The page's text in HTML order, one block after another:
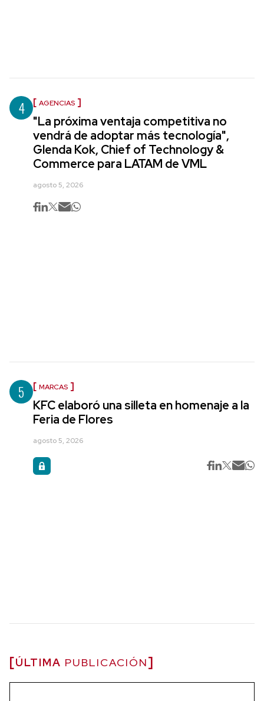
4 AGENCIAS
"La próxima ventaja competitiva no
vendrá de adoptar más tecnología",
Glenda Kok, Chief of Technology &
Commerce para LATAM de VML
agosto 5, 2026
5 MARCAS
KFC elaboró una silleta en homenaje a la
Feria de Flores
agosto 5, 2026
ÚLTIMA PUBLICACIÓN